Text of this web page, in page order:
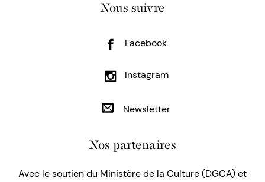
Nous suivre
Facebook
Instagram
Newsletter
Nos partenaires
Avec le soutien du Ministère de la Culture (DGCA) et